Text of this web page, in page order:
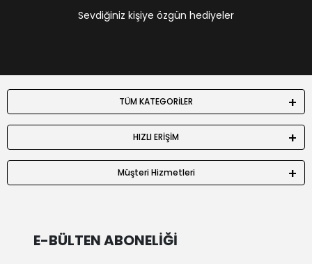
Sevdiğiniz kişiye özgün hediyeler
TÜM KATEGORİLER
HIZLI ERİŞİM
Müşteri Hizmetleri
E-BÜLTEN ABONELİĞİ